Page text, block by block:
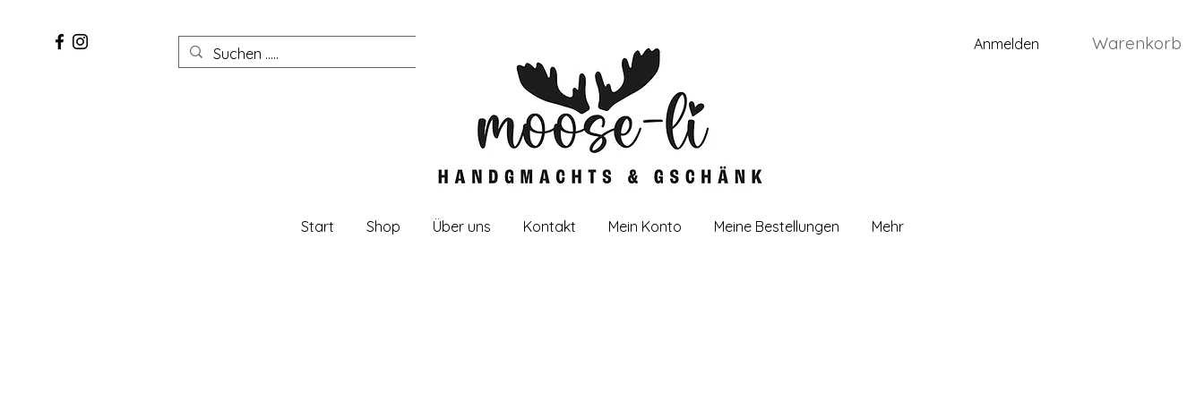
Warenkorb
Anmelden
Start Shop Über uns Kontakt Mein Konto Meine Bestellungen Mehr